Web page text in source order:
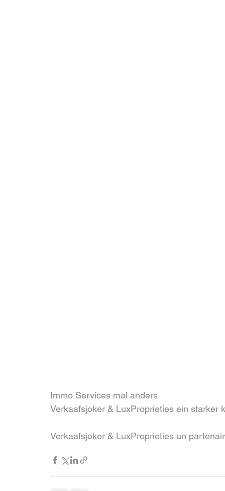
Immo Services mal anders
Verkaafsjoker & LuxProprieties ein
Verkaafsjoker & LuxProprieties un